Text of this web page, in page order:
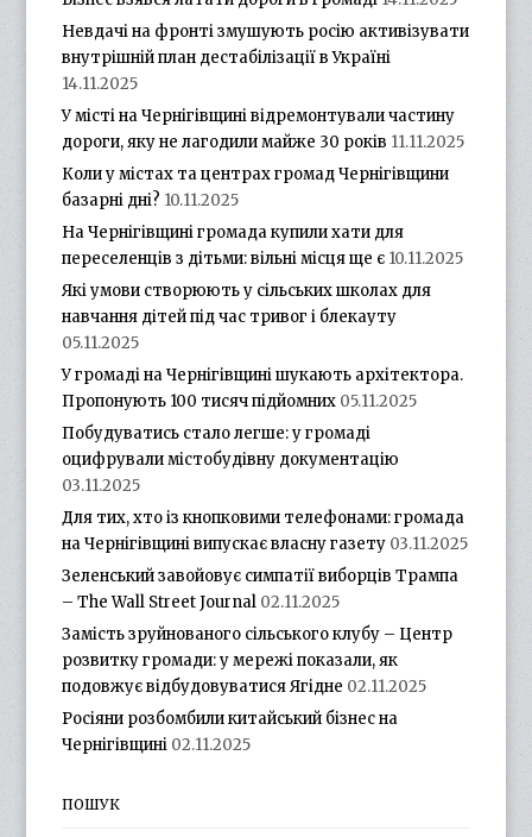
Невдачі на фронті змушують росію активізувати
внутрішній план дестабілізації в Україні
14.11.2025
У місті на Чернігівщині відремонтували частину
дороги, яку не лагодили майже 30 років 11.11.2025
Коли у містах та центрах громад Чернігівщини
базарні дні? 10.11.2025
На Чернігівщині громада купили хати для
переселенців з дітьми: вільні місця ще є 10.11.2025
Які умови створюють у сільських школах для
навчання дітей під час тривог і блекауту
05.11.2025
У громаді на Чернігівщині шукають архітектора.
Пропонують 100 тисяч підйомних 05.11.2025
Побудуватись стало легше: у громаді
оцифрували містобудівну документацію
03.11.2025
Для тих, хто із кнопковими телефонами: громада
на Чернігівщині випускає власну газету 03.11.2025
Зеленський завойовує симпатії виборців Трампа
– The Wall Street Journal 02.11.2025
Замість зруйнованого сільського клубу – Центр
розвитку громади: у мережі показали, як
подовжує відбудовуватися Ягідне 02.11.2025
Росіяни розбомбили китайський бізнес на
Чернігівщині 02.11.2025
ПОШУК